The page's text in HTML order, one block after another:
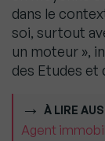
dans le
soi, surtout
un moteur »,
des Etudes et
À LIRE
Agent